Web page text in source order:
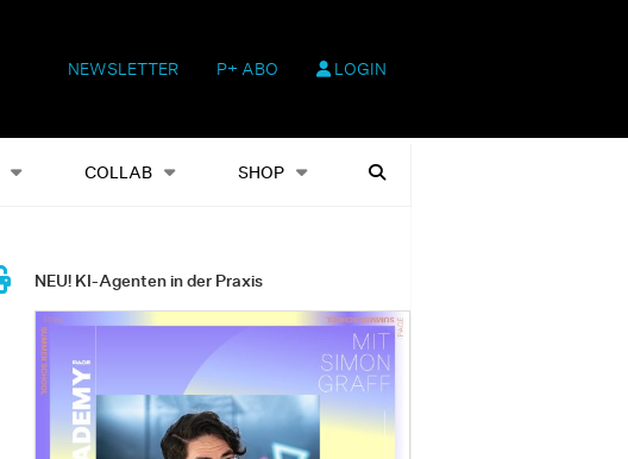
NEWSLETTER P+ ABO LOGIN
COLLAB SHOP
Shop Heftausgaben Suchen
NEU! KI-Agenten in der Praxis